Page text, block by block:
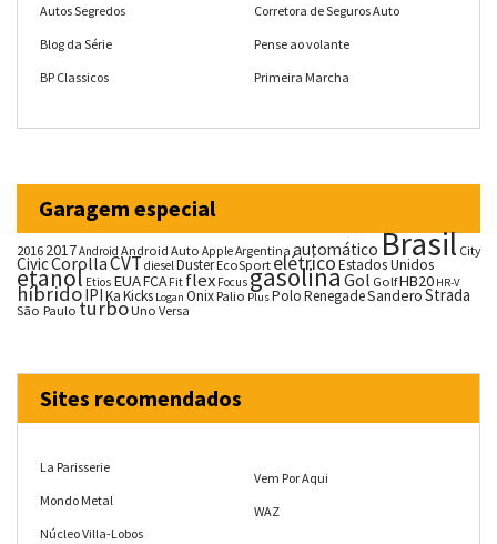
Autos Segredos
Blog da Série
BP Classicos
Corretora de Seguros Auto
Pense ao volante
Primeira Marcha
Garagem especial
20162017Android Android Auto AppleArgentina automáticoBrasil City
CivicCorollaCVTdieselDusterEcoSportelétricoEstados Unidos
etanol Etios EUAFCA Fit flex FocusgasolinaGol GolfHB20 HR-V
híbridoIPIKaKicks Logan OnixPalio PlusPoloRenegadeSanderoStrada
São Paulo turboUno Versa
Sites recomendados
La Parisserie
Mondo Metal
Núcleo Villa-Lobos
Vem Por Aqui
WAZ